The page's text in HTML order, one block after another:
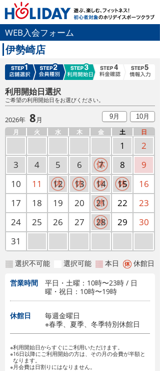
WEB入会フォーム
伊勢崎店
利用開始日選択
ご希望の利用開始日をお選びください。
2026年 8月 9月 10月
月 火 水 木 金 土 日
1
2
3
4 5 6 7 8
9
10
11 12 13 14 15
16
17
18 19 20 21 22
23
24
25 26 27 28 29
30
31
選択不可能 選択可能 本日 休館日
営業時間
平日・土曜：10時〜23時 / 日
曜・祝日：10時〜19時
休館日
毎週金曜日
※春季、夏季、冬季特別休館日
※利用開始日からすぐにご利用いただけます。
※16日以降にご利用開始の方は、その月の会費が半額と
なります。
※月会費は日割りにはなりません。